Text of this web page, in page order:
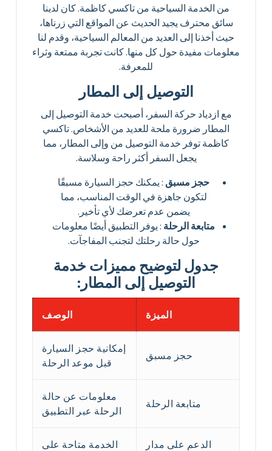
من الخدمة السياحية من تاكسي كاظمة. كان لدينا
سائق محترف يجيد الحديث عن المواقع التي زرناها،
حيث أخذنا إلى العديد من المعالم السياحية، وقدم لنا
معلومات مفيدة حول كل منها. كانت تجربة ممتعة وثراء
للمعرفة.
التوصيل إلى المطار
مع ازدياد حركة السفر، أصبحت خدمة التوصيل إلى
المطار ضرورة ملحة للعديد من الأشخاص. تاكسي
كاظمة توفر خدمة التوصيل من وإلى المطار، مما
يجعل السفر أكثر راحة وسلاسة.
حجز مسبق: يمكنك حجز السيارة مسبقًا
لتكون جاهزة في الوقت المناسب، مما
يضمن عدم تعرضك لأي تأخير.
متابعة الرحلة: يوفر التطبيق أيضًا معلومات
حول حالة رحلتك لتجنب المفاجآت.
جدول لتوضيح مميزات خدمة
التوصيل إلى المطار:
الميزة الوصف
حجز مسبق
إمكانية حجز السيارة
قبل موعد الرحلة
متابعة الرحلة
معلومات عن حالة
الرحلة عبر التطبيق
الدعم على مدار
الخدمة متاحة على